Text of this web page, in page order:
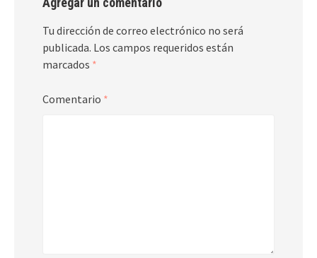
Tu dirección de correo electrónico no será
publicada. Los campos requeridos están
marcados *
Comentario *